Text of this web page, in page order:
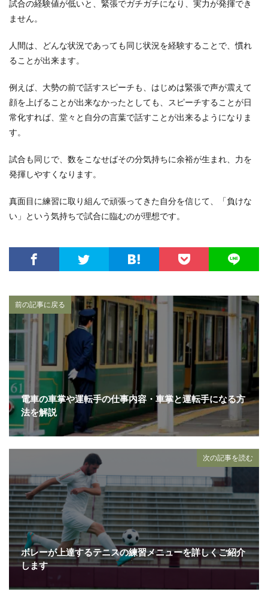
試合の経験値が低いと、緊張でガチガチになり、実力が発揮でき
ません。
人間は、どんな状況であっても同じ状況を経験することで、慣れ
ることが出来ます。
例えば、大勢の前で話すスピーチも、はじめは緊張で声が震えて
顔を上げることが出来なかったとしても、スピーチすることが日
常化すれば、堂々と自分の言葉で話すことが出来るようになりま
す。
試合も同じで、数をこなせばその分気持ちに余裕が生まれ、力を
発揮しやすくなります。
真面目に練習に取り組んで頑張ってきた自分を信じて、「負けな
い」という気持ちで試合に臨むのが理想です。
前の記事に戻る
電車の車掌や運転手の仕事内容・車掌と運転手になる方
法を解説
次の記事を読む
ボレーが上達するテニスの練習メニューを詳しくご紹介
します